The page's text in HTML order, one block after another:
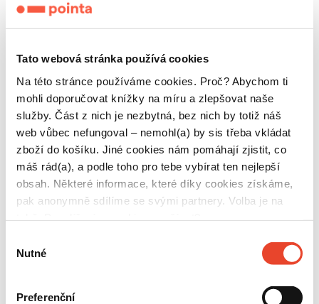
Tato webová stránka používá cookies
Na této stránce používáme cookies. Proč? Abychom ti
mohli doporučovat knížky na míru a zlepšovat naše
služby. Část z nich je nezbytná, bez nich by totiž náš
web vůbec nefungoval – nemohl(a) by sis třeba vkládat
zboží do košíku. Jiné cookies nám pomáhají zjistit, co
máš rád(a), a podle toho pro tebe vybírat ten nejlepší
obsah. Některé informace, které díky cookies získáme,
pak anonymně sdílíme se svými partnery. Volba je na
souhlasu
Nutné
Preferenční
Popy a zahrada
Holčička Popy vymění ruch města, kde byla často
nemocná, za domek s tajuplnou zahradou. S
kocourem Maxmiliánem objevuje, že bylinky
nejsou jen kytky, ale tajemné bytosti s léčivou
mocí. Šeptají jí své příběhy, které si zapisuje do
babiččina herbáře. Pohádka pro děti i dospělé,
kteří nezapomněli snít a věří, že skutečná kouzla
tiše rozkvétají všude kolem nás.